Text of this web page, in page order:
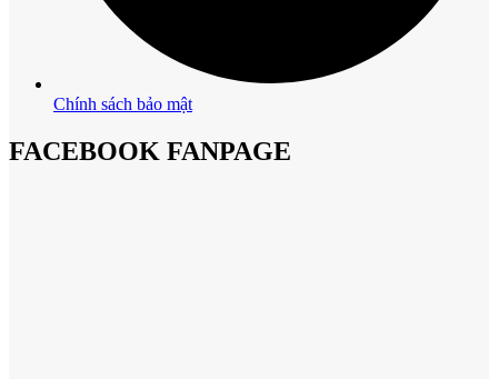
Chính sách bảo mật
FACEBOOK FANPAGE